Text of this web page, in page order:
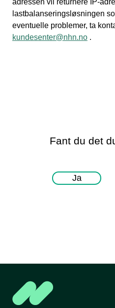
adressen vil returnere IP-
lastbalanseringsløsningen
eventuelle problemer, ta
kundesenter@nhn.no .
Fant du det
Ja